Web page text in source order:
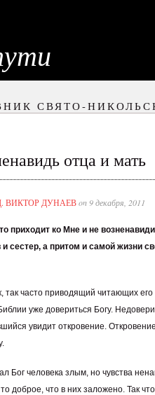
СВЯТО-
отца и мать
ВИКТОР ДУНАЕВon 9 декабря, 2011
приходит ко Мне и не
и сестер, а притом и самой жизни
так часто приводящий читающих
уже довериться Богу.
увидит откровение.
Бог человека злым, но чувства
доброе, что в них заложено. Так